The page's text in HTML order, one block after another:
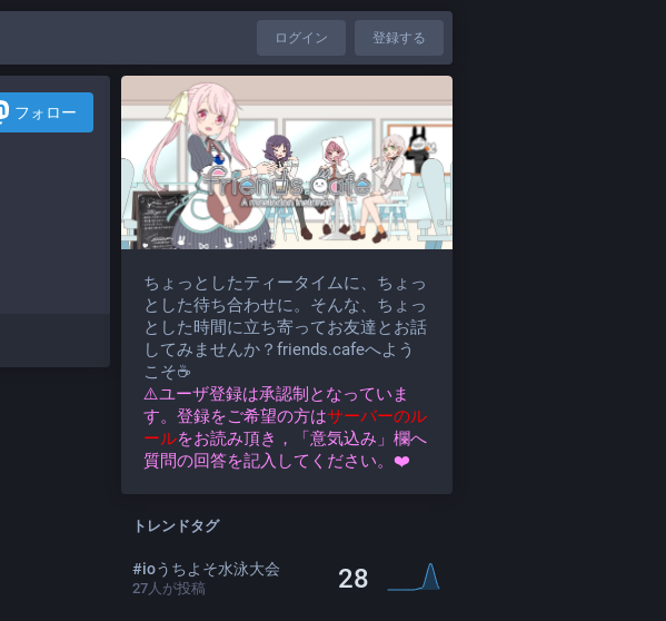
ログイン 登録する
フォロー
ちょっとしたティータイムに、ちょっ
とした待ち合わせに。そんな、ちょっ
とした時間に立ち寄ってお友達とお話
してみませんか？friends.cafeへよう
こそ☕
⚠️ユーザ登録は承認制となっていま
す。登録をご希望の方はサーバーのル
ールをお読み頂き，「意気込み」欄へ
質問の回答を記入してください。❤️
トレンドタグ
#ioうちよそ水泳大会
27人が投稿 28